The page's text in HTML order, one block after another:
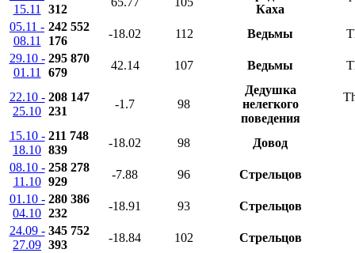
15.11
312
Каха
05.11 -
08.11
242 552
176
-18.02 112 Ведьмы
29.10 -
01.11
295 870
679
42.14 107 Ведьмы
22.10 -
25.10
208 147
231
-1.7 98
Дедушка
нелегкого
поведения
15.10 -
18.10
211 748
839
-18.02 98
Довод
08.10 -
11.10
258 278
929
-7.88 96
Стрельцов
01.10 -
04.10
280 386
232
-18.91 93
Стрельцов
24.09 -
27.09
345 752
393
-18.84 102
Стрельцов